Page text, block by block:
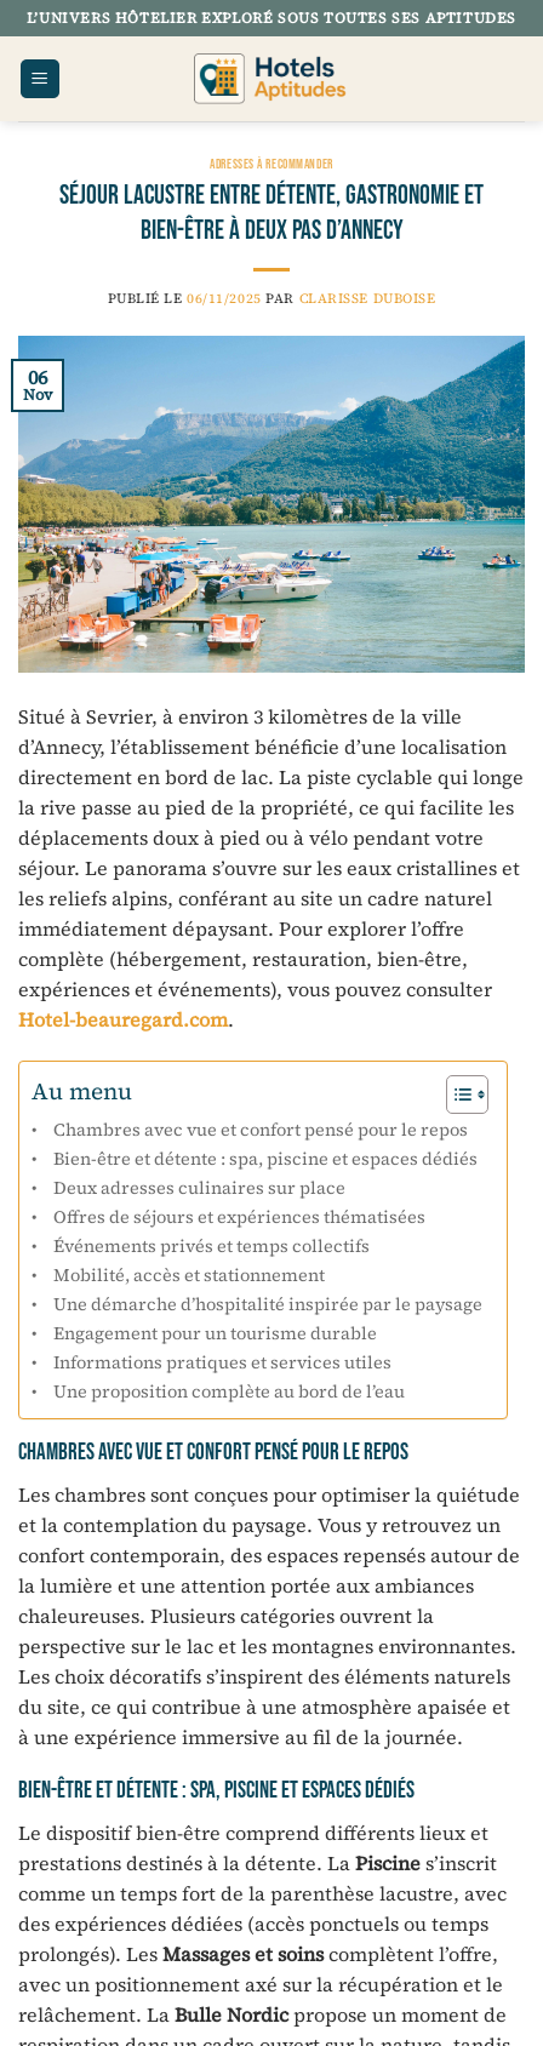
Passer
au
contenu
L’UNIVERS HÔTELIER EXPLORÉ SOUS TOUTES SES APTITUDES
ADRESSES À RECOMMANDER
Séjour lacustre entre détente, gastronomie et
bien-être à deux pas d’Annecy
PUBLIÉ LE06/11/2025 PAR CLARISSE DUBOISE
06
Nov
Situé à Sevrier, à environ 3 kilomètres de la ville
d’Annecy, l’établissement bénéficie d’une localisation
directement en bord de lac. La piste cyclable qui longe
la rive passe au pied de la propriété, ce qui facilite les
déplacements doux à pied ou à vélo pendant votre
séjour. Le panorama s’ouvre sur les eaux cristallines et
les reliefs alpins, conférant au site un cadre naturel
immédiatement dépaysant. Pour explorer l’offre
complète (hébergement, restauration, bien-être,
expériences et événements), vous pouvez consulter
Hotel-beauregard.com.
Au menu
Chambres avec vue et confort pensé pour le repos
Bien-être et détente : spa, piscine et espaces dédiés
Deux adresses culinaires sur place
Offres de séjours et expériences thématisées
Événements privés et temps collectifs
Mobilité, accès et stationnement
Une démarche d’hospitalité inspirée par le paysage
Engagement pour un tourisme durable
Informations pratiques et services utiles
Une proposition complète au bord de l’eau
Chambres avec vue et confort pensé pour le repos
Les chambres sont conçues pour optimiser la quiétude
et la contemplation du paysage. Vous y retrouvez un
confort contemporain, des espaces repensés autour de
la lumière et une attention portée aux ambiances
chaleureuses. Plusieurs catégories ouvrent la
perspective sur le lac et les montagnes environnantes.
Les choix décoratifs s’inspirent des éléments naturels
du site, ce qui contribue à une atmosphère apaisée et
à une expérience immersive au fil de la journée.
Bien-être et détente : spa, piscine et espaces dédiés
Le dispositif bien-être comprend différents lieux et
prestations destinés à la détente. LaPiscines’inscrit
comme un temps fort de la parenthèse lacustre, avec
des expériences dédiées (accès ponctuels ou temps
prolongés). LesMassages et soinscomplètent l’offre,
avec un positionnement axé sur la récupération et le
relâchement. LaBulle Nordicpropose un moment de